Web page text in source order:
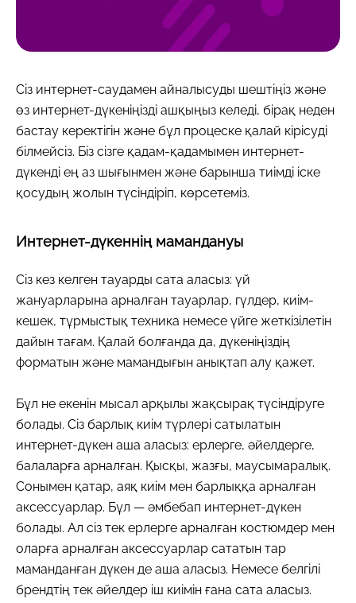
Сіз интернет-саудамен айналысуды шештіңіз және
өз интернет-дүкеніңізді ашқыңыз келеді, бірақ неден
бастау керектігін және бұл процеске қалай кірісуді
білмейсіз. Біз сізге қадам-қадамымен интернет-
дүкенді ең аз шығынмен және барынша тиімді іске
қосудың жолын түсіндіріп, көрсетеміз.
Интернет-дүкеннің мамандануы
Сіз кез келген тауарды сата аласыз: үй
жануарларына арналған тауарлар, гүлдер, киім-
кешек, тұрмыстық техника немесе үйге жеткізілетін
дайын тағам. Қалай болғанда да, дүкеніңіздің
форматын және мамандығын анықтап алу қажет.
Бұл не екенін мысал арқылы жақсырақ түсіндіруге
болады. Сіз барлық киім түрлері сатылатын
интернет-дүкен аша аласыз: ерлерге, әйелдерге,
балаларға арналған. Қысқы, жазғы, маусымаралық.
Сонымен қатар, аяқ киім мен барлыққа арналған
аксессуарлар. Бұл — әмбебап интернет-дүкен
болады. Ал сіз тек ерлерге арналған костюмдер мен
оларға арналған аксессуарлар сататын тар
маманданған дүкен де аша аласыз. Немесе белгілі
брендтің тек әйелдер іш киімін ғана сата аласыз.